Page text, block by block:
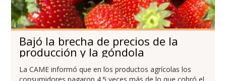
Bajó la brecha de precios de la
producción y la góndola
La CAME informó que en los productos agrícolas los